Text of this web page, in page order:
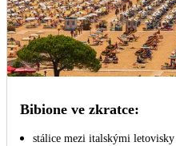
Bibione ve zkratce:
stálice mezi italskými letovisky